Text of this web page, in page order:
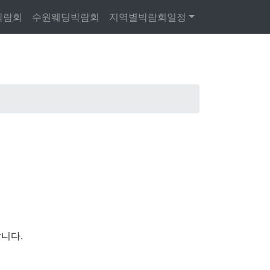
회 수원웨딩박람회 지역별박람회일정
다.